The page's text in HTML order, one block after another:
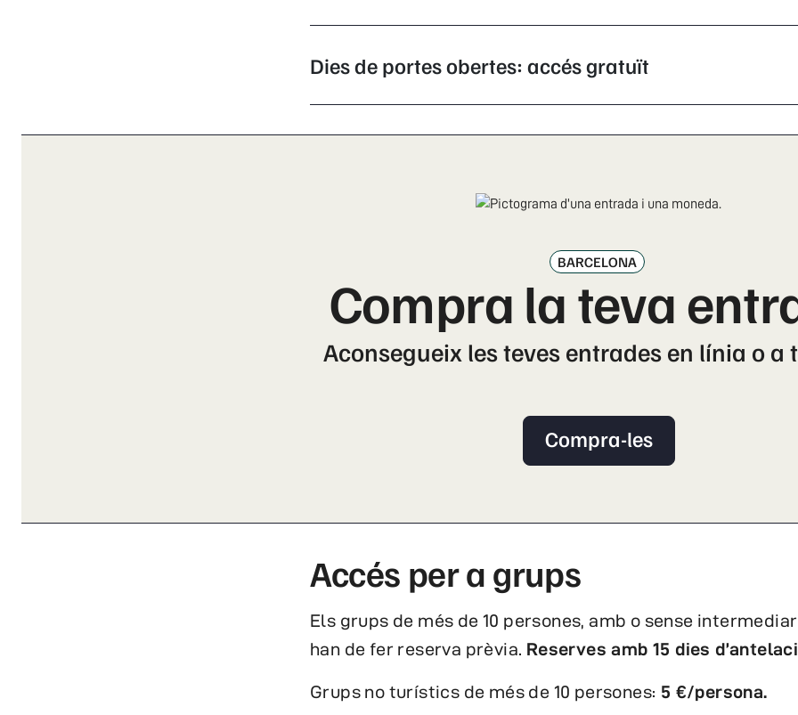
Dies de portes obertes: accés gratuït
BARCELONA
Compra la teva
Aconsegueix les teves entrades en línia o a
Compra-les
Accés per a grups
Els grups de més de 10 persones, amb o sense
han de fer reserva prèvia. Reserves amb 15 dies
Grups no turístics de més de 10 persones: 5 €/persona.